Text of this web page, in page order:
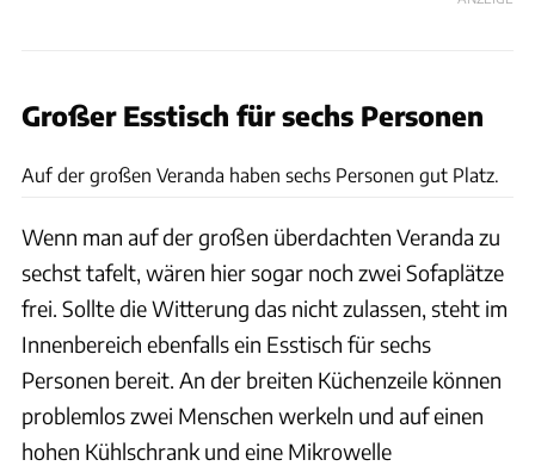
Großer Esstisch für sechs Personen
Ulrich Kohstall
Auf der großen Veranda haben sechs Personen gut Platz.
Wenn man auf der großen überdachten Veranda zu
sechst tafelt, wären hier sogar noch zwei Sofaplätze
frei. Sollte die Witterung das nicht zulassen, steht im
Innenbereich ebenfalls ein Esstisch für sechs
Personen bereit. An der breiten Küchenzeile können
problemlos zwei Menschen werkeln und auf einen
hohen Kühlschrank und eine Mikrowelle